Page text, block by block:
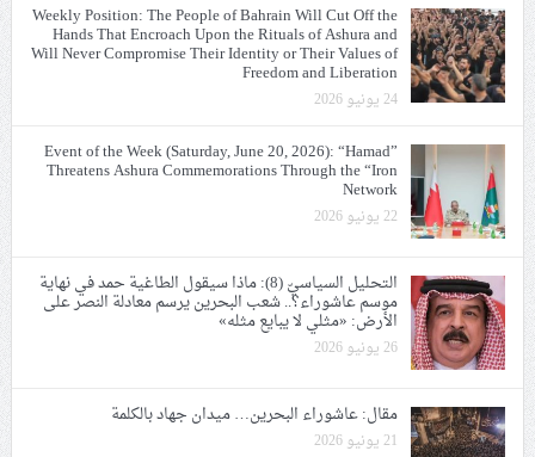
Weekly Position: The People of Bahrain Will Cut Off the
Hands That Encroach Upon the Rituals of Ashura and
Will Never Compromise Their Identity or Their Values of
Freedom and Liberation
24 يونيو 2026
Event of the Week (Saturday, June 20, 2026): “Hamad”
Threatens Ashura Commemorations Through the “Iron
Network
22 يونيو 2026
التحليل السياسيّ (8): ماذا سيقول الطاغية حمد في نهاية
موسم عاشوراء؟.. شعب البحرين يرسم معادلة النصر على
الأرض: «مثلي لا يبايع مثله»
26 يونيو 2026
مقال: عاشوراء البحرين… ميدان جهاد بالكلمة
21 يونيو 2026